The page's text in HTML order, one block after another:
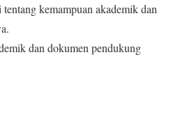
kemampuan akademik dan
dan dokumen pendukung